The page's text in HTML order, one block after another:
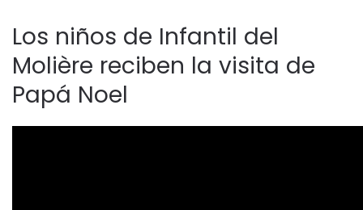
Los niños de Infantil del
Molière reciben la visita de
Papá Noel